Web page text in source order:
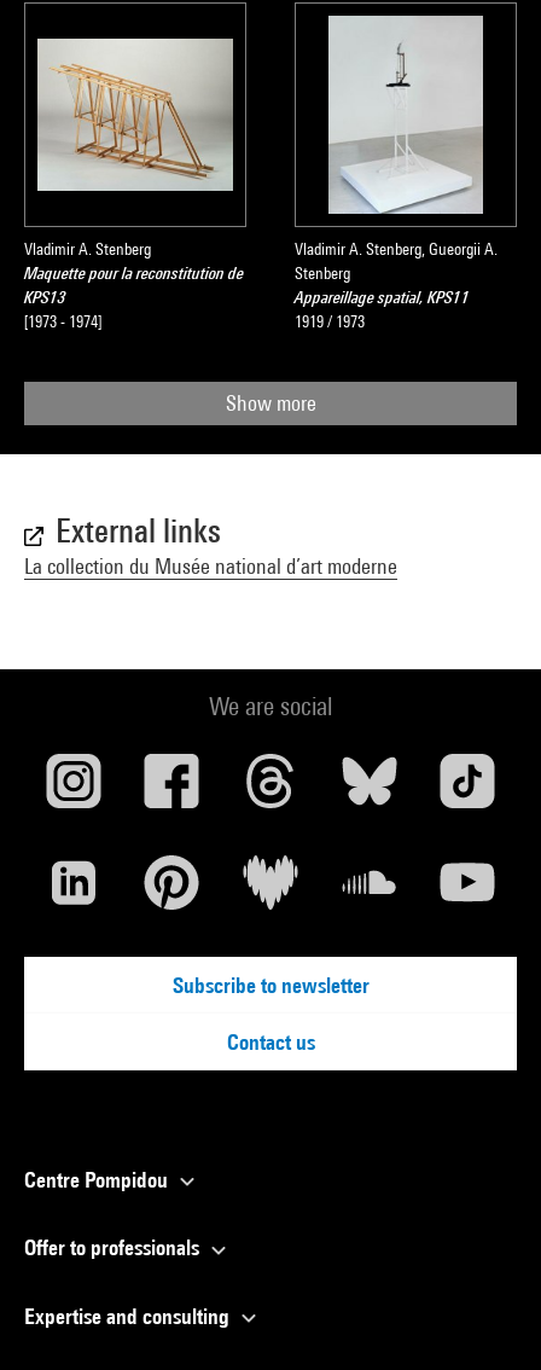
Vladimir A. Stenberg
Maquette pour la reconstitution de
KPS13
[1973 - 1974]
Vladimir A. Stenberg, Gueorgii A.
Stenberg
Appareillage spatial, KPS11
1919 / 1973
Show more
External links
La collection du Musée national d’art moderne
We are social
Subscribe to newsletter
Contact us
Centre Pompidou
Offer to professionals
Expertise and consulting